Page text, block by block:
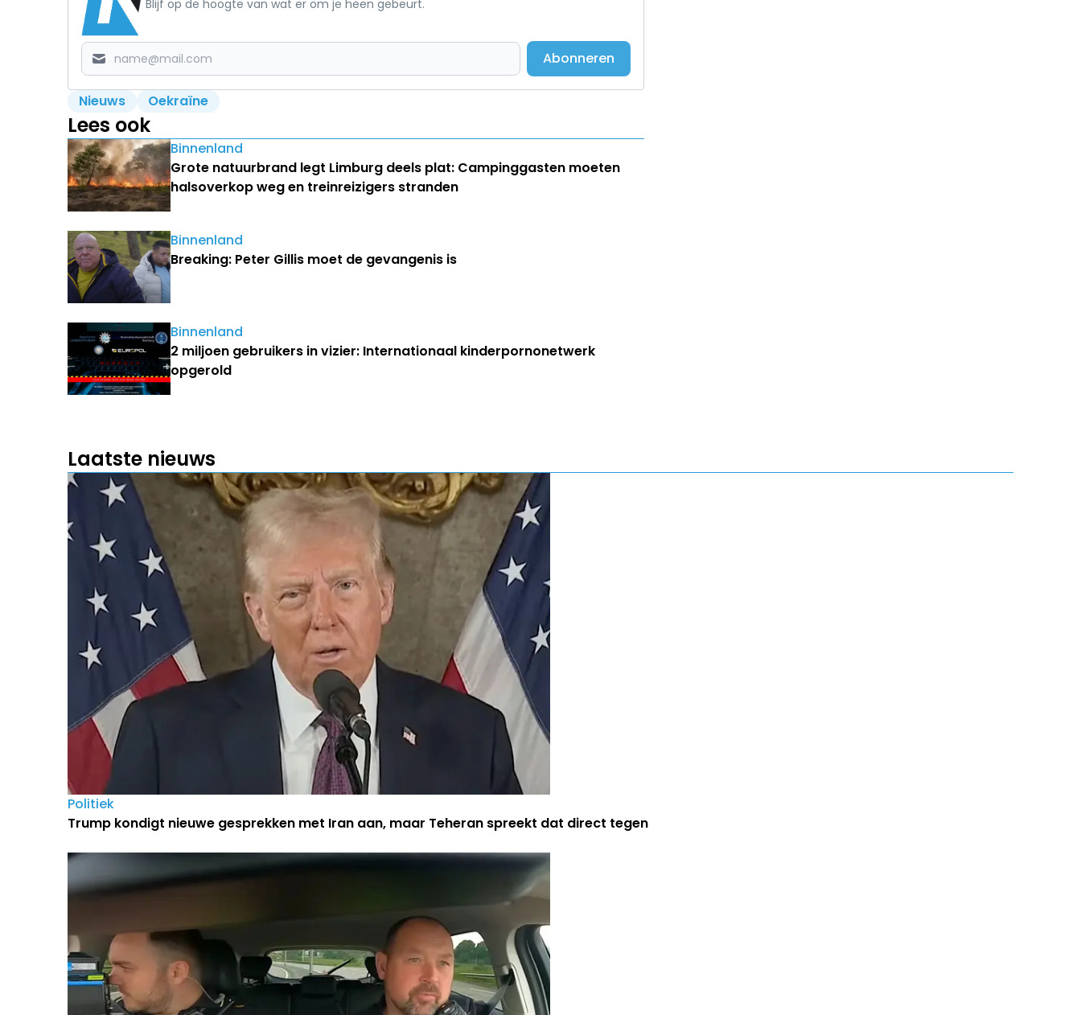
Blijf op de hoogte van wat er om je heen gebeurt.
Abonneren
Nieuws Oekraïne
Lees ook
Binnenland
Grote natuurbrand legt Limburg deels plat: Campinggasten moeten
halsoverkop weg en treinreizigers stranden
Binnenland
Breaking: Peter Gillis moet de gevangenis is
Binnenland
2 miljoen gebruikers in vizier: Internationaal kinderpornonetwerk
opgerold
Laatste nieuws
Politiek
Trump kondigt nieuwe gesprekken met Iran aan, maar Teheran spreekt dat direct tegen